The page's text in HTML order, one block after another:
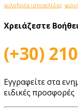
φιλοξενία ιστοσελίδας
Χρειάζεστε
(+30)
Εγγραφείτε στα
ειδικές προσφορές